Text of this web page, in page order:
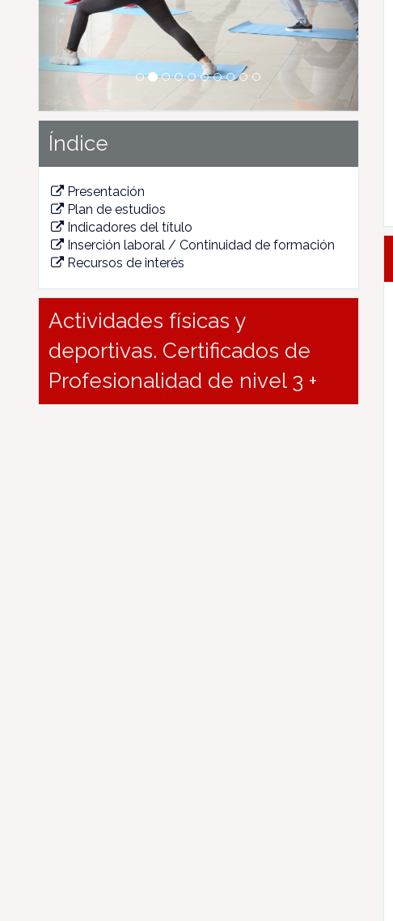
Índice
Presentación
Plan de estudios
Indicadores del título
Inserción laboral / Continuidad de formación
Recursos de interés
Actividades físicas y
deportivas. Certificados de
Profesionalidad de nivel 3 +